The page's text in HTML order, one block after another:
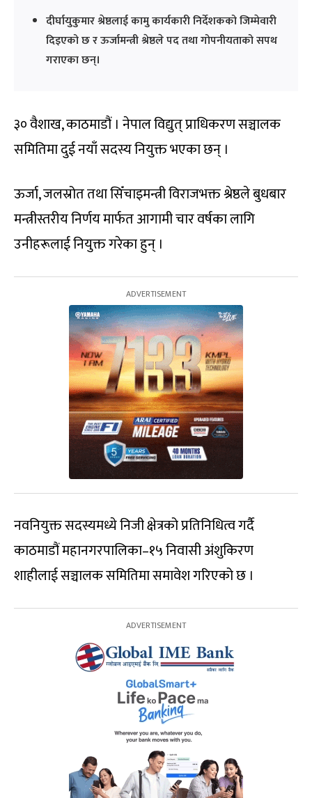
दीर्घायुकुमार श्रेष्ठलाई कामु कार्यकारी निर्देशकको जिम्मेवारी
दिइएको छ र ऊर्जामन्त्री श्रेष्ठले पद तथा गोपनीयताको सपथ
गराएका छन्।
३० वैशाख, काठमाडौं । नेपाल विद्युत् प्राधिकरण सञ्चालक
समितिमा दुई नयाँ सदस्य नियुक्त भएका छन् ।
ऊर्जा, जलस्रोत तथा सिँचाइमन्त्री विराजभक्त श्रेष्ठले बुधबार
मन्त्रीस्तरीय निर्णय मार्फत आगामी चार वर्षका लागि
उनीहरूलाई नियुक्त गरेका हुन् ।
नवनियुक्त सदस्यमध्ये निजी क्षेत्रको प्रतिनिधित्व गर्दै
काठमाडौं महानगरपालिका–१५ निवासी अंशुकिरण
शाहीलाई सञ्चालक समितिमा समावेश गरिएको छ ।